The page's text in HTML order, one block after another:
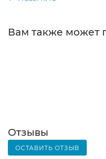
телефон или e-mail
Почтовая доставка
заказ придет в
Вскрывать коробку
только после оплаты
содержать не больше
Вам также может
Отзывы
ОСТАВИТЬ ОТЗЫВ